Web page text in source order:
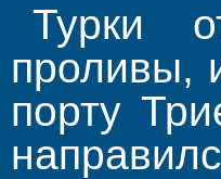
Турки
проливы,
порту